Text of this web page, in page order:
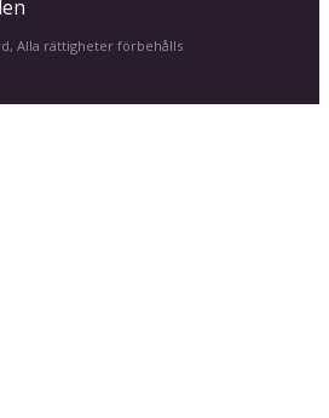
Alla rättigheter förbehålls